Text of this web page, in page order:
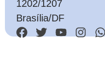
1202/1207
Brasília/DF